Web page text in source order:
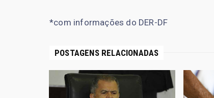
*com informações do DER-DF
POSTAGENS RELACIONADAS